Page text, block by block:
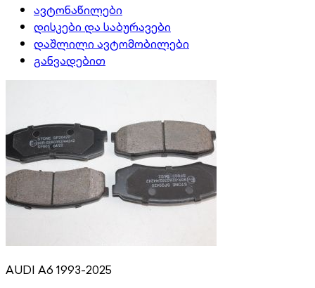
ავტონაწილები
დისკები და საბურავები
დაშლილი ავტომობილები
განვადებით
AUDI A6 1993-2025